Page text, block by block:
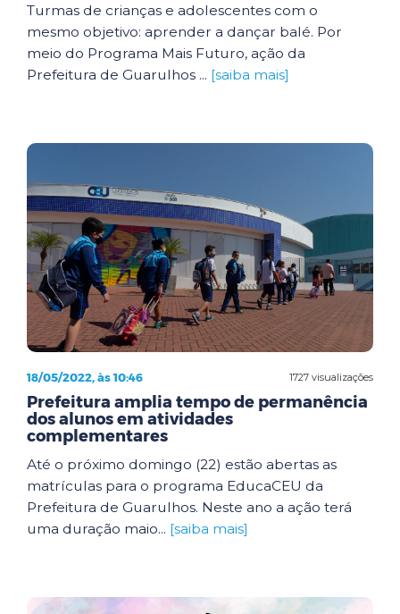
Turmas de crianças e adolescentes com o
mesmo objetivo: aprender a dançar balé. Por
meio do Programa Mais Futuro, ação da
Prefeitura de Guarulhos ... [saiba mais]
1727 visualizações
18/05/2022, às 10:46
Prefeitura amplia tempo de permanência
dos alunos em atividades
complementares
Até o próximo domingo (22) estão abertas as
matrículas para o programa EducaCEU da
Prefeitura de Guarulhos. Neste ano a ação terá
uma duração maio... [saiba mais]